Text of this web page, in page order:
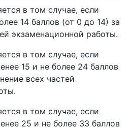
в том случае, если
14 баллов (от 0 до 14) за
экзаменационной работы.
в том случае, если
15 и не более 24 баллов
всех частей
в том случае, если
25 и не более 33 баллов